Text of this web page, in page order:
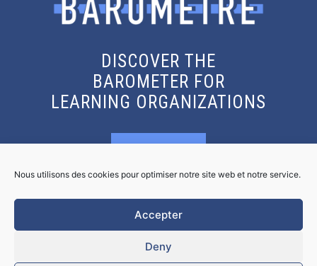
Nous utilisons des cookies pour optimiser notre site web et notre service.
Accepter
Deny
DISCOVER THE
BAROMETER FOR
LEARNING ORGANIZATIONS
KNOW MORE